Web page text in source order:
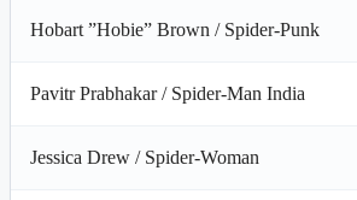
Hobart ”Hobie” Brown / Spider-Punk
Pavitr Prabhakar / Spider-Man India
Jessica Drew / Spider-Woman